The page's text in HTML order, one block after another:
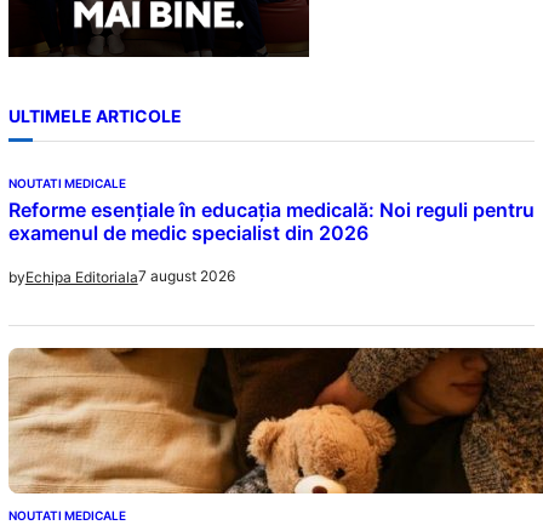
ULTIMELE ARTICOLE
NOUTATI MEDICALE
Reforme esențiale în educația medicală: Noi reguli pentru
examenul de medic specialist din 2026
byEchipa Editoriala7 august 2026
NOUTATI MEDICALE